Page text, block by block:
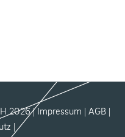
2026 |Impressum | AGB |
|